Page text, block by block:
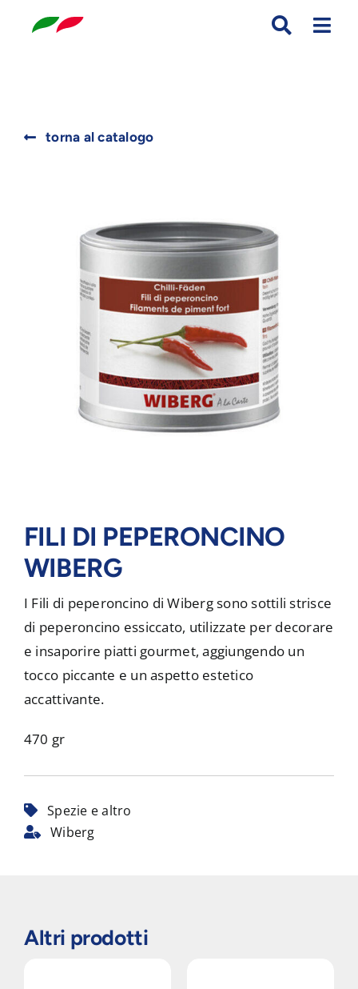
torna al catalogo
FILI DI PEPERONCINO
WIBERG
I Fili di peperoncino di Wiberg sono sottili strisce
di peperoncino essiccato, utilizzate per decorare
e insaporire piatti gourmet, aggiungendo un
tocco piccante e un aspetto estetico
accattivante.
470 gr
Spezie e altro
Wiberg
Altri prodotti
for: